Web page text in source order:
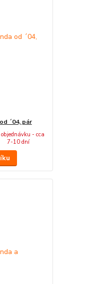
´04, pár
- cca
7-10 dní